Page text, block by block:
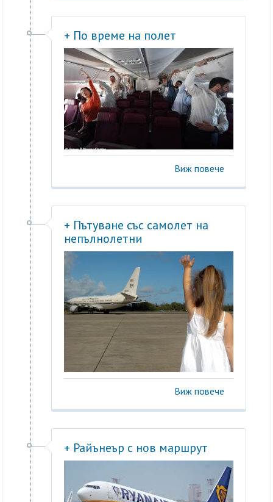
+ По време на полет
Виж повече
+ Пътуване със самолет на
непълнолетни
Виж повече
+ Райънеър с нов маршрут